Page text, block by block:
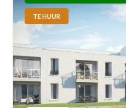
TE HUUR